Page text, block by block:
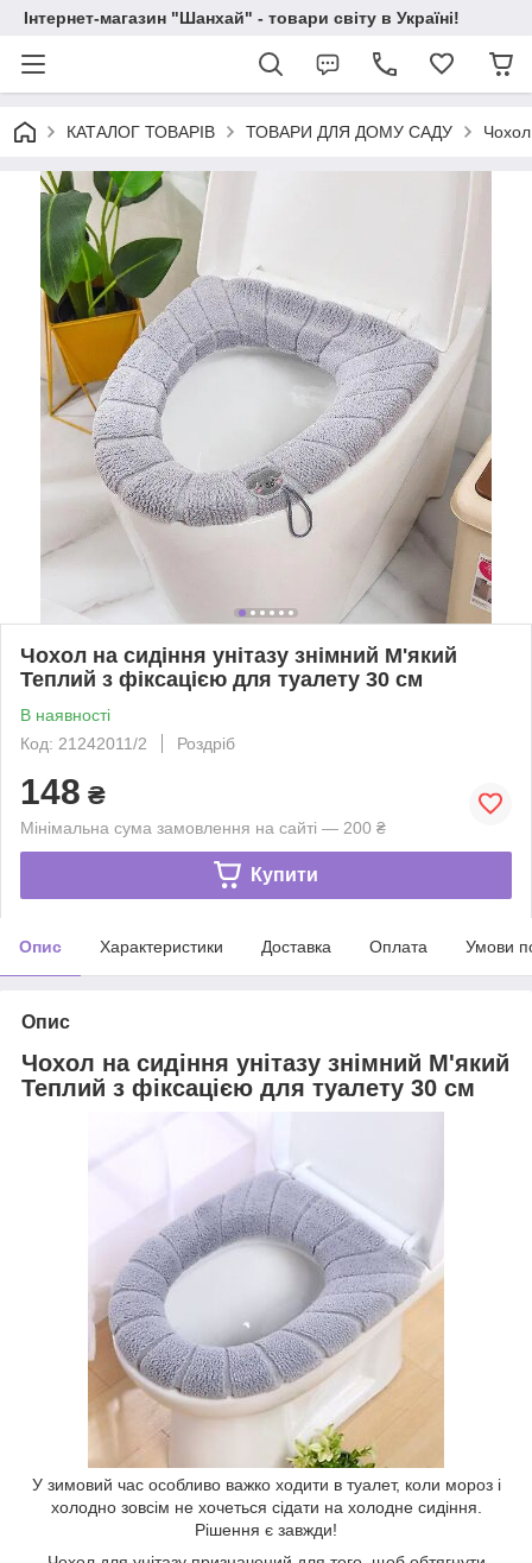
Інтернет-магазин "Шанхай" - товари світу в Україні!
КАТАЛОГ ТОВАРІВ ТОВАРИ ДЛЯ ДОМУ САДУ
Чохол на сидіння унітазу знімний М'який
Теплий з фіксацією для туалету 30 см
В наявності
Код: 21242011/2
Роздріб
148 ₴
Мінімальна сума замовлення на сайті — 200 ₴
Купити
Опис Характеристики Доставка Оплата Умови
Опис
Чохол на сидіння унітазу знімний М'який
Теплий з фіксацією для туалету 30 см
У зимовий час особливо важко ходити в туалет, коли мороз і
холодно зовсім не хочеться сідати на холодне сидіння.
Рішення є завжди!